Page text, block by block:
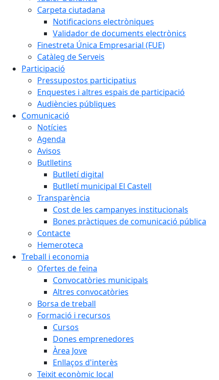
Carpeta ciutadana
Notificacions electròniques
Validador de documents electrònics
Finestreta Única Empresarial (FUE)
Catàleg de Serveis
Participació
Pressupostos participatius
Enquestes i altres espais de participació
Audiències públiques
Comunicació
Notícies
Agenda
Avisos
Butlletins
Butlletí digital
Butlletí municipal El Castell
Transparència
Cost de les campanyes institucionals
Bones pràctiques de comunicació pública
Contacte
Hemeroteca
Treball i economia
Ofertes de feina
Convocatòries municipals
Altres convocatòries
Borsa de treball
Formació i recursos
Cursos
Dones emprenedores
Àrea Jove
Enllaços d'interès
Teixit econòmic local